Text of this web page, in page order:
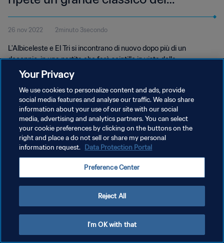
Mondiali
26 nov 2022 2minuto 3secondo
L'Albiceleste e El Tri si incontrano di nuovo dopo più di un
decennio, in una partita che farà scintille in vista della
qualificazione agli ottavi di finale.
PRIVACY POLICY
TERMINI DI SERVIZIO
GESTISCI LE TUE PREFERENZE PER I COOKIES
Copyright © 1994 - 2026 FIFA. Tutti i diritti riservati.
Your Privacy
We use cookies to personalize content and ads, provide
social media features and analyse our traffic. We also share
information about your use of our site with our social
media, advertising and analytics partners. You can select
your cookie preferences by clicking on the buttons on the
right and place a do not sell or share my personal
information request. Data Protection Portal
Preference Center
Reject All
I'm OK with that